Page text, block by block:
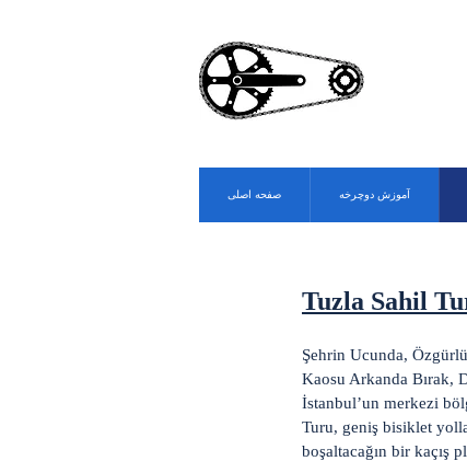
صفحه اصلی آموزش دوچرخه
Tuzla Sahil
Şehrin Ucunda,
Kaosu Arkanda Bırak,
İstanbul’un merkezi
Turu, geniş bisiklet
boşaltacağın bir kaçış